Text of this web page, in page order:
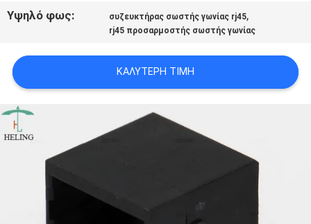
SITEMAP
ΠΟΛΙΤΙΚΉ
ΑΠΟΡΡΉΤΟΥ
Υψηλό φως: συζευκτήρας σωστής γωνίας rj45,
rj45 προσαρμοστής σωστής γωνίας
ΚΑΛΎΤΕΡΗ ΤΙΜΉ